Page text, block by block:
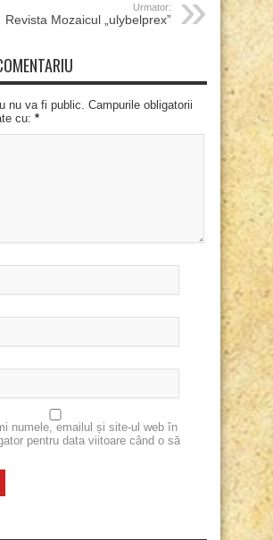
Urmator:
Revista Mozaicul „ulybelprex”
nu va fi public. Campurile obligatorii
cu: *
numele, emailul și site-ul web în
pentru data viitoare când o să